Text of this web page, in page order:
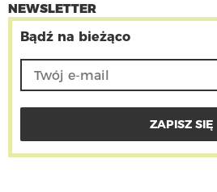
NEWSLETTER
Bądź na bieżąco